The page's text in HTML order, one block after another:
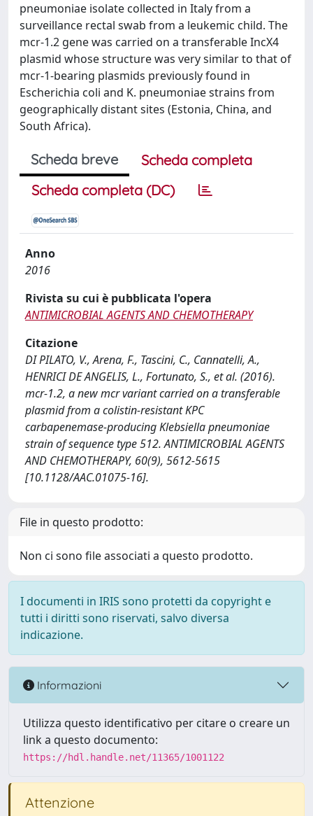
pneumoniae isolate collected in Italy from a
surveillance rectal swab from a leukemic child. The
mcr-1.2 gene was carried on a transferable IncX4
plasmid whose structure was very similar to that of
mcr-1-bearing plasmids previously found in
Escherichia coli and K. pneumoniae strains from
geographically distant sites (Estonia, China, and
South Africa).
Scheda breve
Scheda completa
Scheda completa (DC)
Anno
2016
Rivista su cui è pubblicata l'opera
ANTIMICROBIAL AGENTS AND CHEMOTHERAPY
Citazione
DI PILATO, V., Arena, F., Tascini, C., Cannatelli, A.,
HENRICI DE ANGELIS, L., Fortunato, S., et al. (2016).
mcr-1.2, a new mcr variant carried on a transferable
plasmid from a colistin-resistant KPC
carbapenemase-producing Klebsiella pneumoniae
strain of sequence type 512. ANTIMICROBIAL AGENTS
AND CHEMOTHERAPY, 60(9), 5612-5615
[10.1128/AAC.01075-16].
File in questo prodotto:
Non ci sono file associati a questo prodotto.
I documenti in IRIS sono protetti da copyright e
tutti i diritti sono riservati, salvo diversa
indicazione.
Informazioni
Utilizza questo identificativo per citare o creare un
link a questo documento:
https://hdl.handle.net/11365/1001122
Attenzione